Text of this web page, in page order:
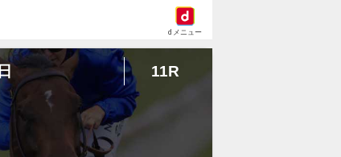
dメニュー
11R